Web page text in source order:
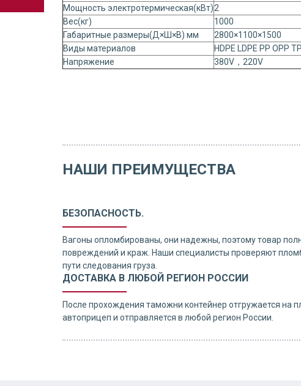
Мощность электротермическая(кВт)2
Вес(кг)
1000
Габаритные размеры(Д×Ш×В) мм
2800×1100×1500
Виды материалов
HDPE LDPE PP OPP
Напряжение
380V，220V
НАШИ ПРЕИМУЩЕСТВА
БЕЗОПАСНОСТЬ.
Вагоны опломбированы, они надежны, поэтому товар
повреждений и краж. Наши специалисты проверяют
пути следования груза.
ДОСТАВКА В ЛЮБОЙ РЕГИОН РОССИИ
После прохождения таможни контейнер отгружается на
автоприцеп и отправляется в любой регион России.